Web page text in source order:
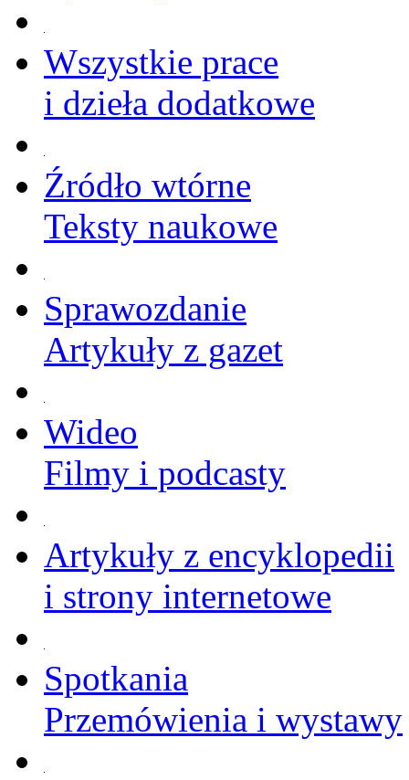
Wszystkie prace
i dzieła dodatkowe
Źródło wtórne
Teksty naukowe
Sprawozdanie
Artykuły z gazet
Wideo
Filmy i podcasty
Artykuły z encyklopedii
i strony internetowe
Spotkania
Przemówienia i wystawy